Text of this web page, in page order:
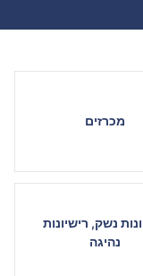
מכרזים
נשק, רישיונות
נהיגה